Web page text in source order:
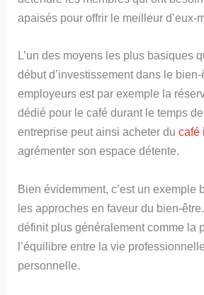
apaisés pour offrir le meilleur d’eux-
L’un des moyens les plus basiques
début d’investissement dans le
employeurs est par exemple la
dédié pour le café durant le temps
entreprise peut ainsi acheter ducafé
agrémenter son espace détente.
Bien évidemment, c’est un exemple
les approches en faveur du bien-
définit plus généralement comme la
l’équilibre entre la vie
personnelle.